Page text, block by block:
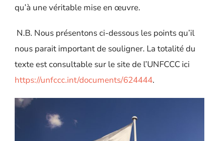
qu’à une véritable mise en œuvre.
N.B. Nous présentons ci-dessous les points qu’il
nous parait important de souligner. La totalité du
texte est consultable sur le site de l’UNFCCC ici
https://unfccc.int/documents/624444.